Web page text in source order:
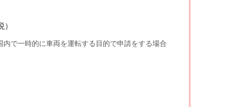
で一時的に車両を運転する目的で申請をする場合